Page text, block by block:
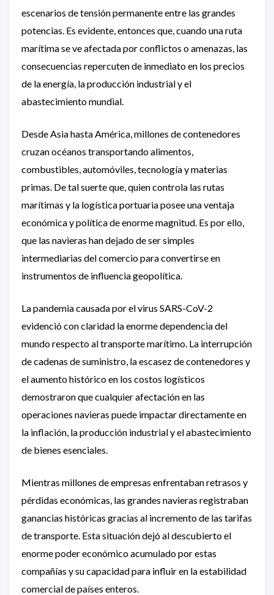
escenarios de tensión permanente entre las grandes
potencias. Es evidente, entonces que, cuando una ruta
marítima se ve afectada por conflictos o amenazas, las
consecuencias repercuten de inmediato en los precios
de la energía, la producción industrial y el
abastecimiento mundial.
Desde Asia hasta América, millones de contenedores
cruzan océanos transportando alimentos,
combustibles, automóviles, tecnología y materias
primas. De tal suerte que, quien controla las rutas
marítimas y la logística portuaria posee una ventaja
económica y política de enorme magnitud. Es por ello,
que las navieras han dejado de ser simples
intermediarias del comercio para convertirse en
instrumentos de influencia geopolítica.
La pandemia causada por el virus SARS-CoV-2
evidenció con claridad la enorme dependencia del
mundo respecto al transporte marítimo. La interrupción
de cadenas de suministro, la escasez de contenedores y
el aumento histórico en los costos logísticos
demostraron que cualquier afectación en las
operaciones navieras puede impactar directamente en
la inflación, la producción industrial y el abastecimiento
de bienes esenciales.
Mientras millones de empresas enfrentaban retrasos y
pérdidas económicas, las grandes navieras registraban
ganancias históricas gracias al incremento de las tarifas
de transporte. Esta situación dejó al descubierto el
enorme poder económico acumulado por estas
compañías y su capacidad para influir en la estabilidad
comercial de países enteros.